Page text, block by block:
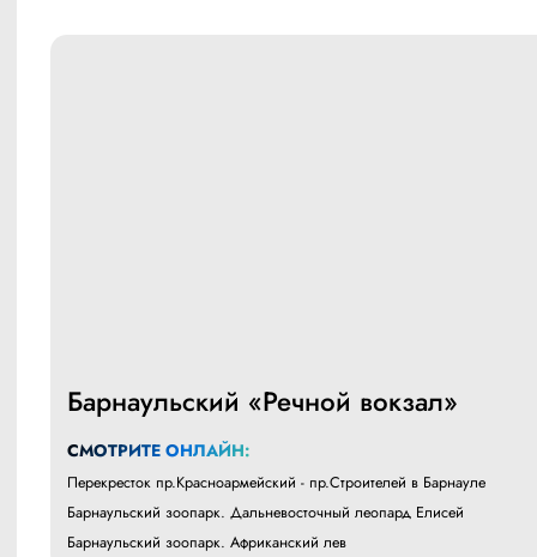
Барнаульский «Речной вокзал»
СМОТРИТЕ ОНЛАЙН:
Перекресток пр.Красноармейский - пр.Строителей в Барнауле
Барнаульский зоопарк. Дальневосточный леопард Елисей
Барнаульский зоопарк. Африканский лев